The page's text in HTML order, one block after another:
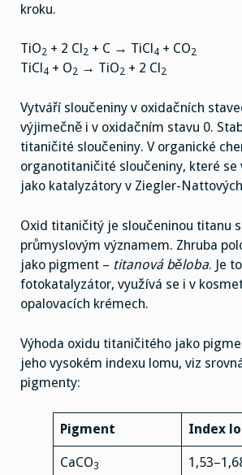
kroku.
TiO2 + 2 Cl 2 + C → TiCl 4 + CO2
TiCl 4 + O2 → TiO2 + 2 Cl 2
Vytváří sloučeniny v oxidačních
výjimečně i v oxidačním stavu 0.
titaničité sloučeniny. V organické
organotitaničité sloučeniny, které se
jako katalyzátory v Ziegler-
Oxid titaničitý je sloučeninou titanu
průmyslovým významem. Zhruba
jako pigment – titanová běloba. Je
fotokatalyzátor, využívá se i v
opalovacích krémech.
Výhoda oxidu titaničitého jako
jeho vysokém indexu lomu, viz
pigmenty:
Pigment Index
CaCO3